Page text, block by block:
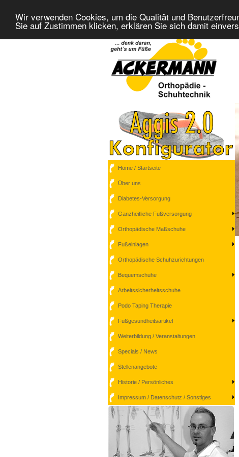
Wir verwenden Cookies, um die Qualität und
Sie auf Zustimmen klicken, erklären Sie sich damit
Home / Startseite
Über uns
Diabetes-Versorgung
Ganzheitliche Fußversorgung
Orthopädische Maßschuhe
Fußeinlagen
Orthopädische Schuhzurichtungen
Bequemschuhe
Arbeitssicherheitsschuhe
Podo Taping Therapie
Fußgesundheitsartikel
Weiterbildung / Veranstaltungen
Specials / News
Stellenangebote
Historie / Persönliches
Impressum / Datenschutz / Sonstiges